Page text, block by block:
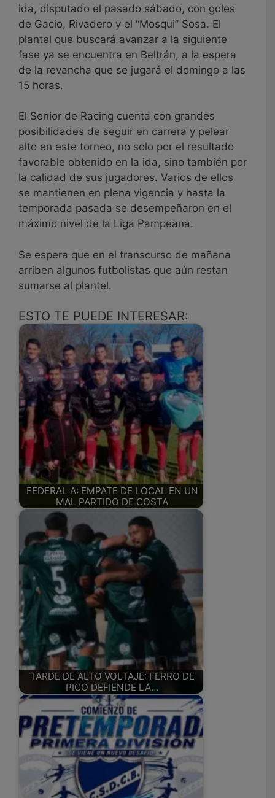
ida, disputado el pasado sábado, con goles
de Gacio, Rivadero y el “Mosqui” Sosa. El
plantel que buscará avanzar a la siguiente
fase ya se encuentra en Beltrán, a la espera
de la revancha que se jugará el domingo a las
15 horas.
El Senior de Racing cuenta con grandes
posibilidades de seguir en carrera y pelear
alto en este torneo, no solo por el resultado
favorable obtenido en la ida, sino también por
la calidad de sus jugadores. Varios de ellos
se mantienen en plena vigencia y hasta la
temporada pasada se desempeñaron en el
máximo nivel de la Liga Pampeana.
Se espera que en el transcurso de mañana
arriben algunos futbolistas que aún restan
sumarse al plantel.
ESTO TE PUEDE INTERESAR:
FEDERAL A: EMPATE DE LOCAL EN UN
MAL PARTIDO DE COSTA
TARDE DE ALTO VOLTAJE: FERRO DE
PICO DEFIENDE LA…